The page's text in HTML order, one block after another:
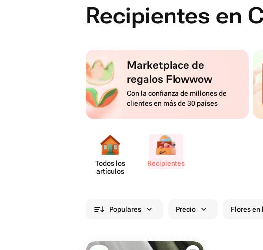
Recipientes en
Marketplace de
regalos Flowwow
Con la confianza de millones de
clientes en más de 30 países
Todos los
artículos
Recip​ientes
Populares Precio Flores en